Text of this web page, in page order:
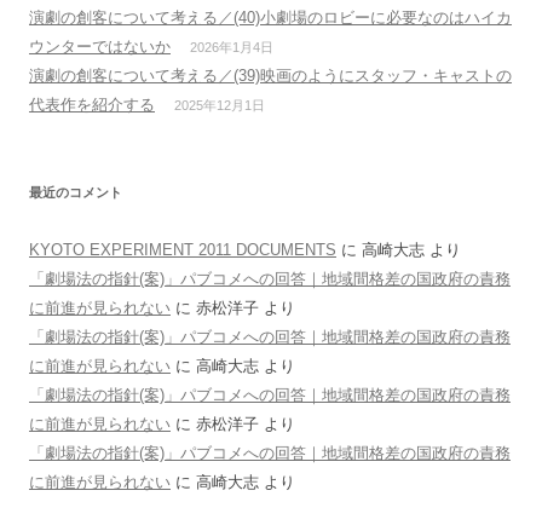
演劇の創客について考える／(40)小劇場のロビーに必要なのはハイカ
ウンターではないか
2026年1月4日
演劇の創客について考える／(39)映画のようにスタッフ・キャストの
代表作を紹介する
2025年12月1日
最近のコメント
KYOTO EXPERIMENT 2011 DOCUMENTS に 高崎大志 より
「劇場法の指針(案)」パブコメへの回答｜地域間格差の国政府の責務
に前進が見られない に 赤松洋子 より
「劇場法の指針(案)」パブコメへの回答｜地域間格差の国政府の責務
に前進が見られない に 高崎大志 より
「劇場法の指針(案)」パブコメへの回答｜地域間格差の国政府の責務
に前進が見られない に 赤松洋子 より
「劇場法の指針(案)」パブコメへの回答｜地域間格差の国政府の責務
に前進が見られない に 高崎大志 より